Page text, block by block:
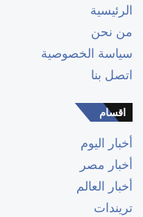
الرئيسية
من نحن
سياسة الخصوصية
اتصل بنا
اقسام
أخبار اليوم
أخبار مصر
أخبار العالم
تريندات